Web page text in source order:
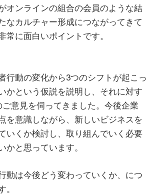
オンラインの組合の会員のような結
なカルチャー形成につながってきて
常に面白いポイントです。
行動の変化から3つのシフトが起こっ
かという仮説を説明し、それに対す
ご意見を伺ってきました。今後企業
を意識しながら、新しいビジネスを
いくか検討し、取り組んでいく必要
かと思っています。
動は今後どう変わっていくか、につ
。